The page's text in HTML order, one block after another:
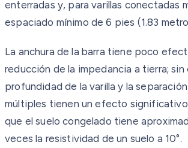
enterradas y, para varillas conectadas
espaciado mínimo de 6 pies (1.83
La anchura de la barra tiene poco
reducción de la impedancia a tierra; sin
profundidad de la varilla y la
múltiples tienen un efecto
que el suelo congelado tiene
veces la resistividad de un suelo a 10°.